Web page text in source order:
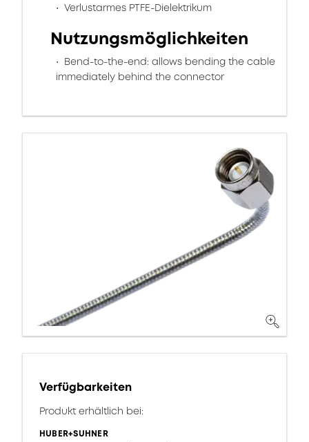
Verlustarmes PTFE-Dielektrikum
Nutzungsmöglichkeiten
Bend-to-the-end: allows bending the cable
immediately behind the connector
Verfügbarkeiten
Produkt erhältlich bei:
HUBER+SUHNER